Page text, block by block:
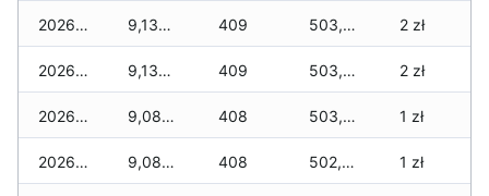
2026-07-29 9,135 zł 409 503,685 zł 2 zł
2026-07-28 9,135 zł 409 503,345 zł 2 zł
2026-07-27 9,085 zł 408 503,225 zł 1 zł
2026-07-26 9,085 zł 408 502,805 zł 1 zł